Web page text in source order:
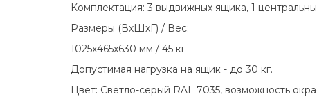
Комплектация: 3 выдвижных ящика, 1
Размеры (ВхШхГ) / Вес:
1025x465x630 мм / 45 кг
Допустимая нагрузка на ящик - до 30 кг.
Цвет: Светло-серый RAL 7035, возможность